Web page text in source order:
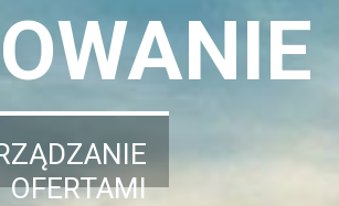
OFERTAMI